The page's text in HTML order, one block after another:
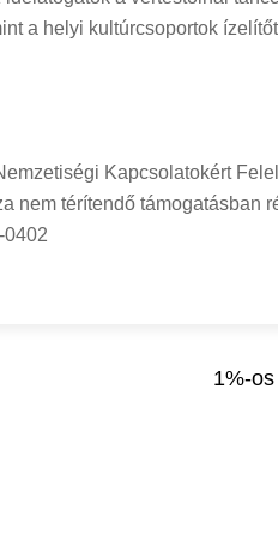
a helyi kultúrcsoportok
Kapcsolatokért
nem térítendő támogatásban
0402
1%-